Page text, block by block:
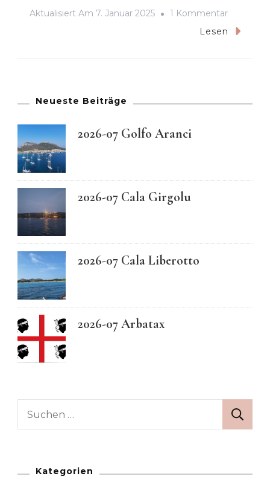
Aktualisiert Am 7. Januar 2025 1 KommentarZu
2025-
Lesen
Neueste Beiträge
2026-07 Golfo Aranci
2026-07 Cala Girgolu
2026-07 Cala Liberotto
2026-07 Arbatax
Suchen
Kategorien